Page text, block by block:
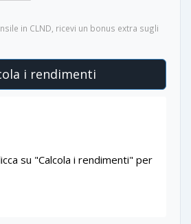
in CLND, ricevi un bonus extra sugli
i rendimenti
su "Calcola i rendimenti" per